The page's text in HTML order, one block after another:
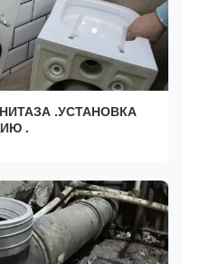
.УСТАНОВКА
.